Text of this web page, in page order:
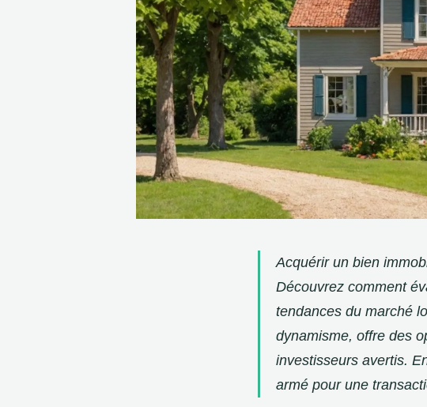
Acquérir un bien
Découvrez comment
tendances du marché
dynamisme, offre des
investisseurs avertis.
armé pour une